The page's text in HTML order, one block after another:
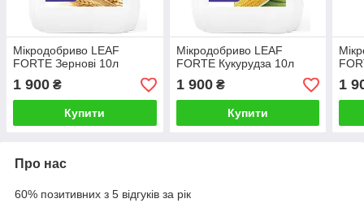
Мікродобриво LEAF
FORTE Зернові 10л
1 900 ₴
Купити
Мікродобриво LEAF
FORTE Кукурудза 10л
1 900₴
Купити
1
Про нас
60% позитивних з 5 відгуків за рік